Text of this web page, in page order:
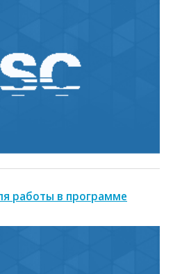
работы в программе